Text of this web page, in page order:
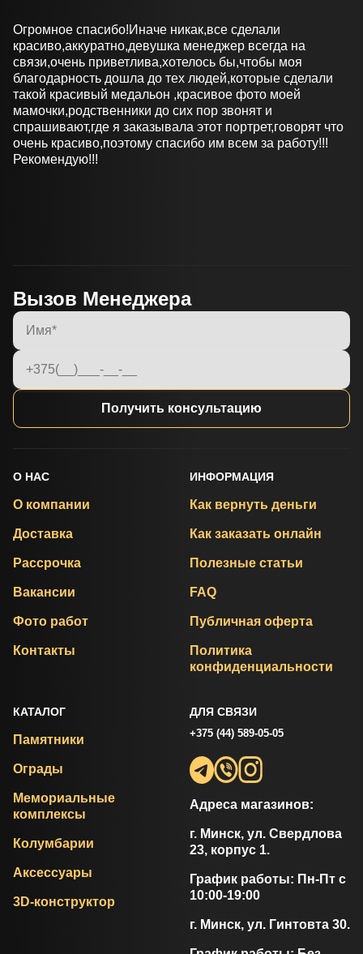
Огромное спасибо!Иначе никак,все сделали
красиво,аккуратно,девушка менеджер всегда на
связи,очень приветлива,хотелось бы,чтобы моя
благодарность дошла до тех людей,которые сделали
такой красивый медальон ,красивое фото моей
мамочки,родственники до сих пор звонят и
спрашивают,где я заказывала этот портрет,говорят что
очень красиво,поэтому спасибо им всем за работу!!!
Рекомендую!!!
Вызов Менеджера
Получить консультацию
О НАС
О компании
Доставка
Рассрочка
Вакансии
Фото работ
Контакты
ИНФОРМАЦИЯ
Как вернуть деньги
Как заказать онлайн
Полезные статьи
FAQ
Публичная оферта
Политика
конфиденциальности
КАТАЛОГ
Памятники
Ограды
Мемориальные
комплексы
Колумбарии
Аксессуары
3D-конструктор
ДЛЯ СВЯЗИ
+375 (44) 589-05-05
Адреса магазинов:
г. Минск, ул. Свердлова
23, корпус 1.
График работы: Пн-Пт с
10:00-19:00
г. Минск, ул. Гинтовта 30.